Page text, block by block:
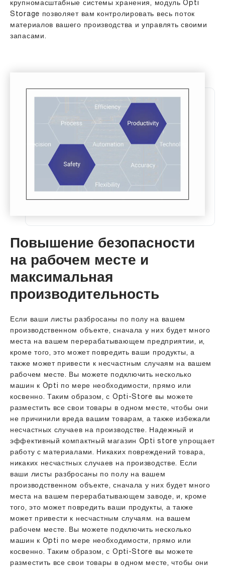
крупномасштабные системы хранения, модуль Opti
Storage позволяет вам контролировать весь поток
материалов вашего производства и управлять своими
запасами.
Повышение безопасности
на рабочем месте и
максимальная
производительность
Если ваши листы разбросаны по полу на вашем
производственном объекте, сначала у них будет много
места на вашем перерабатывающем предприятии, и,
кроме того, это может повредить ваши продукты, а
также может привести к несчастным случаям на вашем
рабочем месте. Вы можете подключить несколько
машин к Opti по мере необходимости, прямо или
косвенно. Таким образом, с Opti-Store вы можете
разместить все свои товары в одном месте, чтобы они
не причинили вреда вашим товарам, а также избежали
несчастных случаев на производстве. Надежный и
эффективный компактный магазин Opti store упрощает
работу с материалами. Никаких повреждений товара,
никаких несчастных случаев на производстве. Если
ваши листы разбросаны по полу на вашем
производственном объекте, сначала у них будет много
места на вашем перерабатывающем заводе, и, кроме
того, это может повредить ваши продукты, а также
может привести к несчастным случаям. на вашем
рабочем месте. Вы можете подключить несколько
машин к Opti по мере необходимости, прямо или
косвенно. Таким образом, с Opti-Store вы можете
разместить все свои товары в одном месте, чтобы они